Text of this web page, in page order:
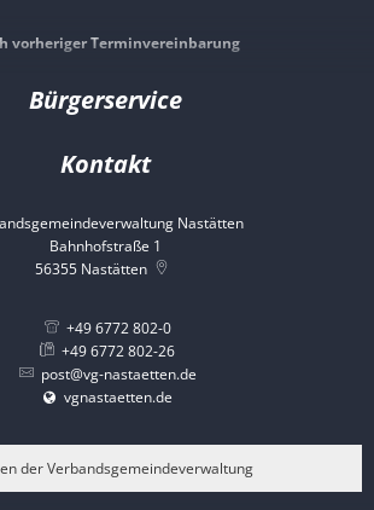
vorheriger Terminvereinbarung
Bürgerservice
Kontakt
Nastätten
Bahnhofstraße 1
56355 Nastätten
+49 6772 802-0
+49 6772 802-26
post@vg-nastaetten.de
vgnastaetten.de
der Verbandsgemeindeverwaltung